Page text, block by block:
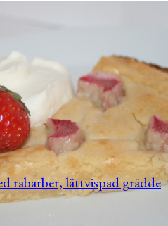
det är varmt ute och här i
rabarber, lättvispad grädde